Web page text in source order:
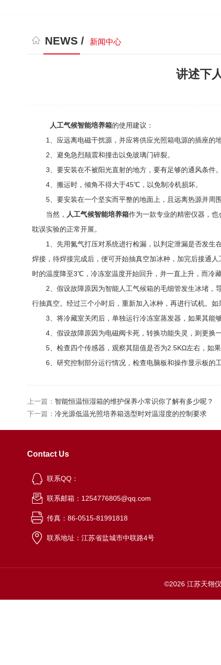
NEWS / 新闻中心
讲述下
人工气候智能培养箱的使用建议：
1、应远离电磁干扰源，并应将供应光照箱电源的插座的
2、避免急烈颠震和撞击以免玻璃门碎裂。
3、要安装在不被阳光直射的地方，要有足够的通风条件
4、搬运时，倾角不得大于45℃，以免制冷机损坏。
5、要安装在一个坚实而平整的地面上，且远离热源并周
当然， 人工气候智能培养箱作为一款专业的精密仪器，
耽误实验的正常开展。
1、先用氮气打压对系统进行检漏，以判定泄漏是否发生在
焊接，待焊接完成后，便可开始抽真空加冰种，加完后接通
时的温度降至3℃，冷冻室温度开始回升，并一直上升，而冷
2、假设故障原因为智能人工气候箱的毛细管发生冰堵，
行抽真空。经过三个小时后，重新加入冰种，再进行试机。
3、将冷藏室关闭后，单独运行冷冻室蒸发器，如果其能
4、假设故障原因为电磁阀卡死，转换功能失灵，则更换
5、检查四个传感器，观察其阻值是否为2.5KΩ左右，如果
6、研究控制部分运行情况，检查电脑板和操作显示板的
上一篇： 智能恒温恒湿箱的维护保养小常识你了解有多少呢？
下一篇： 冷光源低温光照培养箱选型时对温湿度的控制要求
Contact Us
联系QQ：
联系邮箱：1254776805@qq.com
传真：86-0515-81991818
联系地址：江苏省盐城市中联路4号
©2026 江苏天翎